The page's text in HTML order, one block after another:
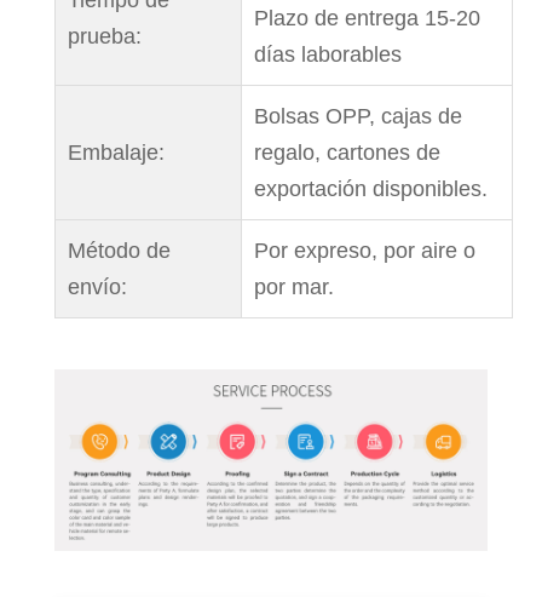
prueba:
Plazo de entrega 15-20
días laborables
Embalaje:
Bolsas OPP, cajas de
regalo, cartones de
exportación disponibles.
Método de
envío:
Por expreso, por aire o
por mar.